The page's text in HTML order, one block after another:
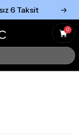
6 Taksit →
0
Tümünü Gör
Tümünü gör